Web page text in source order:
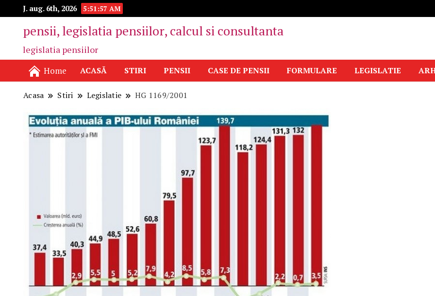
J. aug. 6th, 2026 5:51:57 AM
pensii, legislatia pensiilor, calcul si consultanta
legislatia pensiilor
Home ACASĂ STIRI PENSII CASE DE PENSII FORMULARE LEGISLATIE
Acasa Stiri Legislatie HG 1169/2001